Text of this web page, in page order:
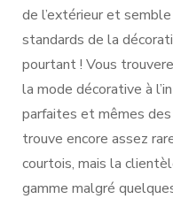
de l’extérieur et
standards de la
pourtant ! Vous
la mode décorative à
parfaites et mêmes des
trouve encore assez
courtois, mais la
gamme malgré